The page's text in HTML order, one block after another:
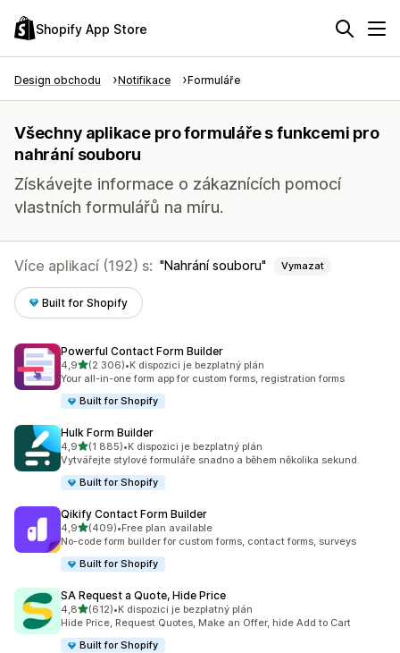
Shopify App Store
Design obchodu Notifikace Formuláře
Všechny aplikace pro formuláře s funkcemi pro
nahrání souboru
Získávejte informace o zákaznících pomocí
vlastních formulářů na míru.
Více aplikací (192) s: Nahrání souboru Vymazat
Built for Shopify
Powerful Contact Form Builder
4,9z 5 hvězd
(2 306)
Celkový počet recenzí: 2306
•K dispozici je bezplatný plán
Your all-in-one form app for custom forms, registration forms
Built for Shopify
Hulk Form Builder
4,9z 5 hvězd
(1 885)
Celkový počet recenzí: 1885
•K dispozici je bezplatný plán
Vytvářejte stylové formuláře snadno a během několika sekund.
Built for Shopify
Qikify Contact Form Builder
4,9z 5 hvězd
(409)
Celkový počet recenzí: 409
•Free plan available
No-code form builder for custom forms, contact forms, surveys
Built for Shopify
SA Request a Quote, Hide Price
4,8z 5 hvězd
(612)
Celkový počet recenzí: 612
•K dispozici je bezplatný plán
Hide Price, Request Quotes, Make an Offer, hide Add to Cart
Built for Shopify